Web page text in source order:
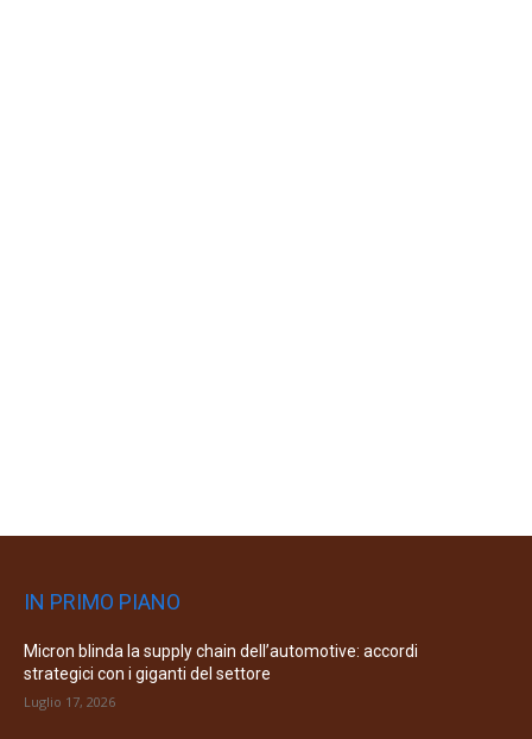
IN PRIMO PIANO
Micron blinda la supply chain dell’automotive: accordi
strategici con i giganti del settore
Luglio 17, 2026